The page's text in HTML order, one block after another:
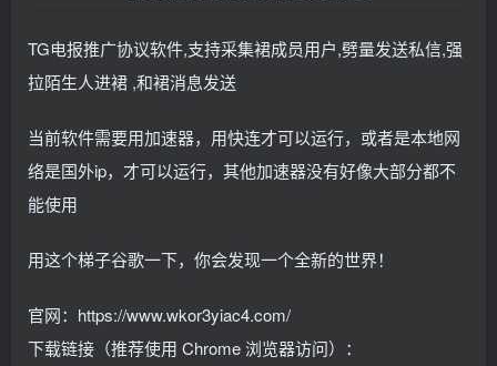
TG电报推广协议软件,支持采集裙成员用户,劈量发送私信,强
拉陌生人进裙 ,和裙消息发送
当前软件需要用加速器，用快连才可以运行，或者是本地网
络是国外ip，才可以运行，其他加速器没有好像大部分都不
能使用
用这个梯子谷歌一下，你会发现一个全新的世界！
官网：https://www.wkor3yiac4.com/
下载链接（推荐使用 Chrome 浏览器访问）：